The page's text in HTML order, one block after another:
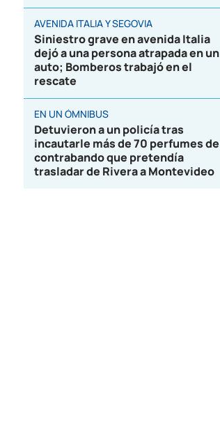
AVENIDA ITALIA Y SEGOVIA
Siniestro grave en avenida Italia
dejó a una persona atrapada en un
auto; Bomberos trabajó en el
rescate
EN UN ÓMNIBUS
Detuvieron a un policía tras
incautarle más de 70 perfumes de
contrabando que pretendía
trasladar de Rivera a Montevideo